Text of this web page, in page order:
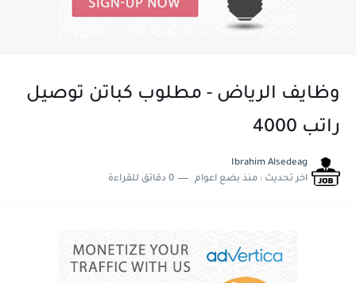
وظايف الرياض - مطلوب كباتن توصيل
راتب 4000
Ibrahim Alsedeag
اخر تحديث : منذ بضع اعوام 0 دقائق للقراءة